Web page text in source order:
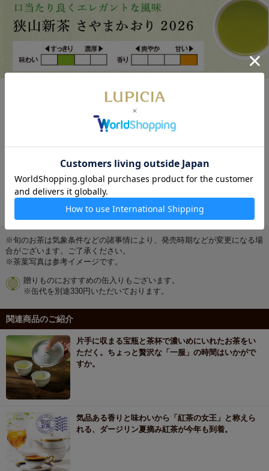
狭山新茶 さやまかおり 2026 50g 袋
花のような香りを引き出した煎茶。
藤の花のような香りと心地よい飲みご
たえの新茶。香りを引き出す製法によ
る、長く続く余韻が特徴です。
※旬のお茶は気象条件などの諸事情により、発売時期などが変更になる場
合がございます。ご了承ください。
※茶葉写真は参考イメージです。
贈りものにおすすめの缶入りもございます。
※缶代を別途330円いただいております。
関連商品のご紹介
片手に収まる宝瓶と茶杯で濃いめにいれたお茶をい
ただく。ちょっと贅沢な「一服」の時間はいかがで
すか。
気品ある香りと味わいから「紅茶の女王」と称えら
れる、ダージリン夏摘み紅茶が今年も到着。